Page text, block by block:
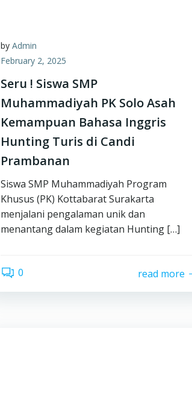
by Admin
February 2, 2025
Seru ! Siswa SMP
Muhammadiyah PK Solo Asah
Kemampuan Bahasa Inggris
Hunting Turis di Candi
Prambanan
Siswa SMP Muhammadiyah Program
Khusus (PK) Kottabarat Surakarta
menjalani pengalaman unik dan
menantang dalam kegiatan Hunting […]
0 read more